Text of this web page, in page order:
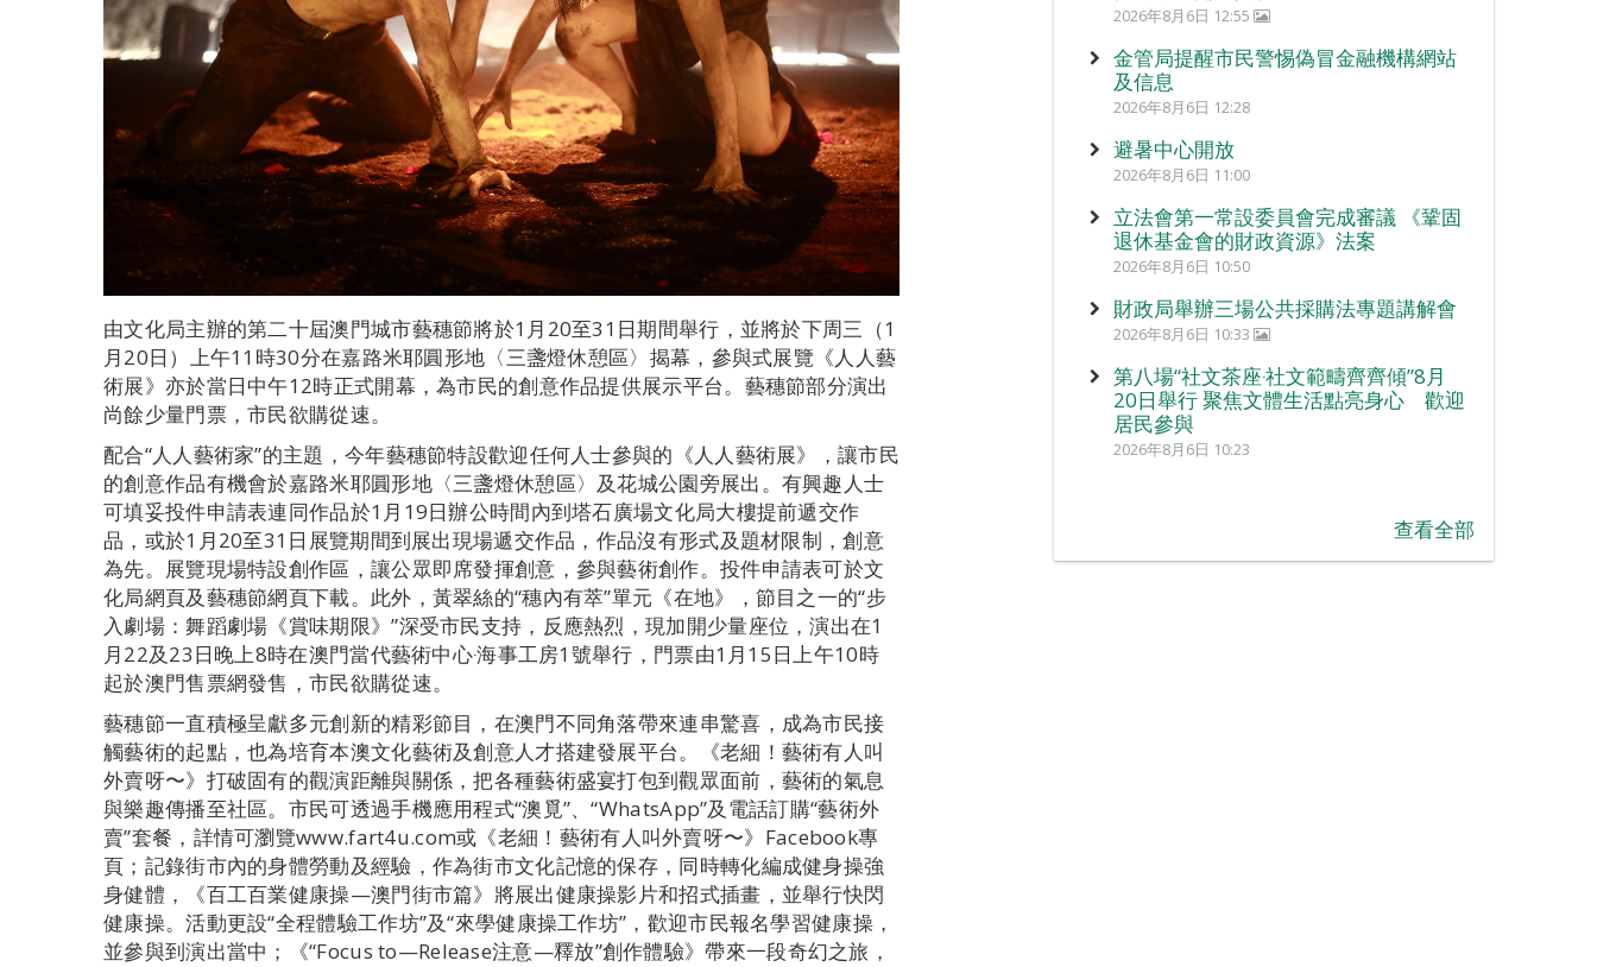
由文化局主辦的第二十屆澳門城市藝穗節將於1月20至31日期間舉行，並將於下周三（1
月20日）上午11時30分在嘉路米耶圓形地〈三盞燈休憩區〉揭幕，參與式展覽《人人藝
術展》亦於當日中午12時正式開幕，為市民的創意作品提供展示平台。藝穗節部分演出
尚餘少量門票，市民欲購從速。
配合“人人藝術家”的主題，今年藝穗節特設歡迎任何人士參與的《人人藝術展》，讓市民
的創意作品有機會於嘉路米耶圓形地〈三盞燈休憩區〉及花城公園旁展出。有興趣人士
可填妥投件申請表連同作品於1月19日辦公時間內到塔石廣場文化局大樓提前遞交作
品，或於1月20至31日展覽期間到展出現場遞交作品，作品沒有形式及題材限制，創意
為先。展覽現場特設創作區，讓公眾即席發揮創意，參與藝術創作。投件申請表可於文
化局網頁及藝穗節網頁下載。此外，黃翠絲的“穗內有萃”單元《在地》，節目之一的“步
入劇場：舞蹈劇場《賞味期限》”深受市民支持，反應熱烈，現加開少量座位，演出在1
月22及23日晚上8時在澳門當代藝術中心‧海事工房1號舉行，門票由1月15日上午10時
起於澳門售票網發售，市民欲購從速。
藝穗節一直積極呈獻多元創新的精彩節目，在澳門不同角落帶來連串驚喜，成為市民接
觸藝術的起點，也為培育本澳文化藝術及創意人才搭建發展平台。《老細！藝術有人叫
外賣呀〜》打破固有的觀演距離與關係，把各種藝術盛宴打包到觀眾面前，藝術的氣息
與樂趣傳播至社區。市民可透過手機應用程式“澳覓”、“WhatsApp”及電話訂購“藝術外
賣”套餐，詳情可瀏覽www.fart4u.com或《老細！藝術有人叫外賣呀〜》Facebook專
頁；記錄街市內的身體勞動及經驗，作為街市文化記憶的保存，同時轉化編成健身操強
身健體，《百工百業健康操—澳門街市篇》將展出健康操影片和招式插畫，並舉行快閃
健康操。活動更設“全程體驗工作坊”及“來學健康操工作坊”，歡迎市民報名學習健康操，
並參與到演出當中；《“Focus to—Release注意—釋放”創作體驗》帶來一段奇幻之旅，
2026年8月6日 12:55
金管局提醒市民警惕偽冒金融機構網站
及信息
2026年8月6日 12:28
避暑中心開放
2026年8月6日 11:00
立法會第一常設委員會完成審議 《鞏固
退休基金會的財政資源》法案
2026年8月6日 10:50
財政局舉辦三場公共採購法專題講解會
2026年8月6日 10:33
第八場“社文茶座‧社文範疇齊齊傾”8月
20日舉行 聚焦文體生活點亮身心 歡迎
居民參與
2026年8月6日 10:23
查看全部